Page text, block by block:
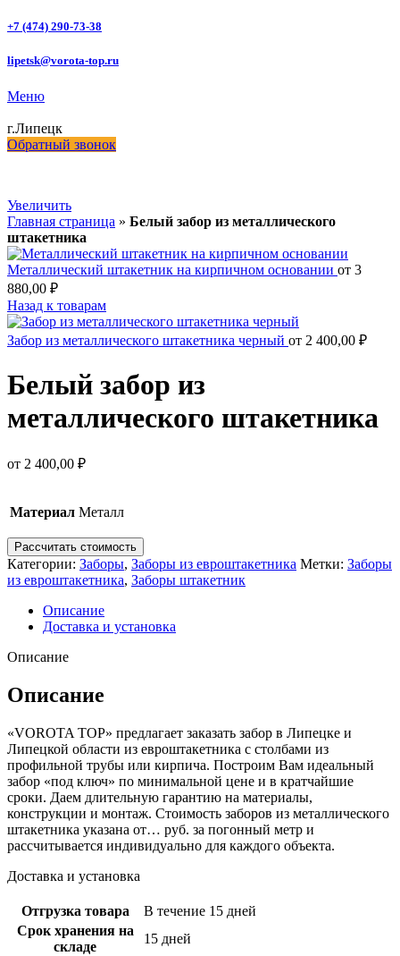
+7 (474) 290-73-38
lipetsk@vorota-top.ru
Меню
г.Липецк
Обратный звонок
Увеличить
Главная страница » Белый забор из металлического
штакетника
Металлический штакетник на кирпичном основании от 3
880,00 ₽
Назад к товарам
Забор из металлического штакетника черный от 2 400,00 ₽
Белый забор из
металлического штакетника
от 2 400,00 ₽
Материал Металл
Рассчитать стоимость
Категории: Заборы, Заборы из евроштакетника Метки: Заборы
из евроштакетника, Заборы штакетник
Описание
Доставка и установка
Описание
Описание
«VOROTA TOP» предлагает заказать забор в Липецке и
Липецкой области из евроштакетника с столбами из
профильной трубы или кирпича. Построим Вам идеальный
забор «под ключ» по минимальной цене и в кратчайшие
сроки. Даем длительную гарантию на материалы,
конструкции и монтаж. Стоимость заборов из металлического
штакетника указана от… руб. за погонный метр и
рассчитывается индивидуально для каждого объекта.
Доставка и установка
Отгрузка товара
В течение 15 дней
Срок хранения на
складе
15 дней